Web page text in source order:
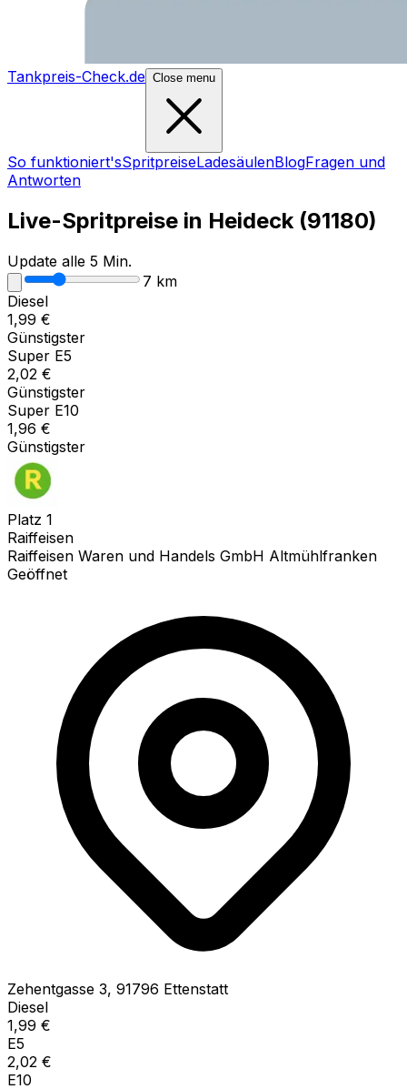
Tankpreis-Check.de Close menu
So funktioniert'sSpritpreiseLadesäulenBlogFragen und
Antworten
Live-Spritpreise in Heideck (91180)
Update alle 5 Min.
7 km
Diesel
1,99 €
Günstigster
Super E5
2,02 €
Günstigster
Super E10
1,96 €
Günstigster
Platz 1
Raiffeisen
Raiffeisen Waren und Handels GmbH Altmühlfranken
Geöffnet
Zehentgasse 3, 91796 Ettenstatt
Diesel
1,99 €
E5
2,02 €
E10